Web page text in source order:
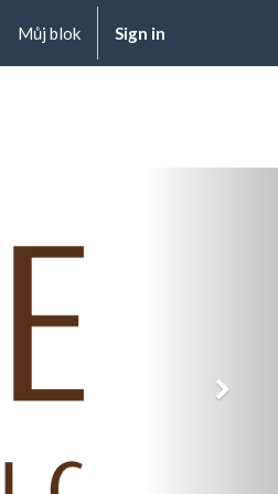
Můj blok Sign in